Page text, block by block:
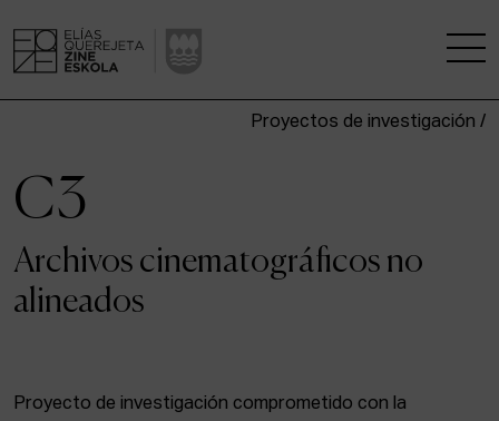
CENTRO DE INVESTIGACIÓN
ESTUDIOS
Proyectos de investigación /
C3
Archivos cinematográficos no
alineados
Proyecto de investigación comprometido con la